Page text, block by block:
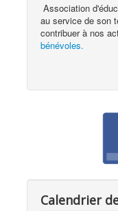
Association
au service de son
contribuer à nos
bénévoles.
Calendrier